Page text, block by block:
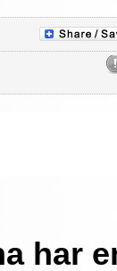
har